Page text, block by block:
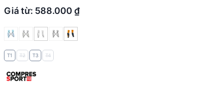
Giá từ: 588.000 ₫
T1 T2 T3 T4